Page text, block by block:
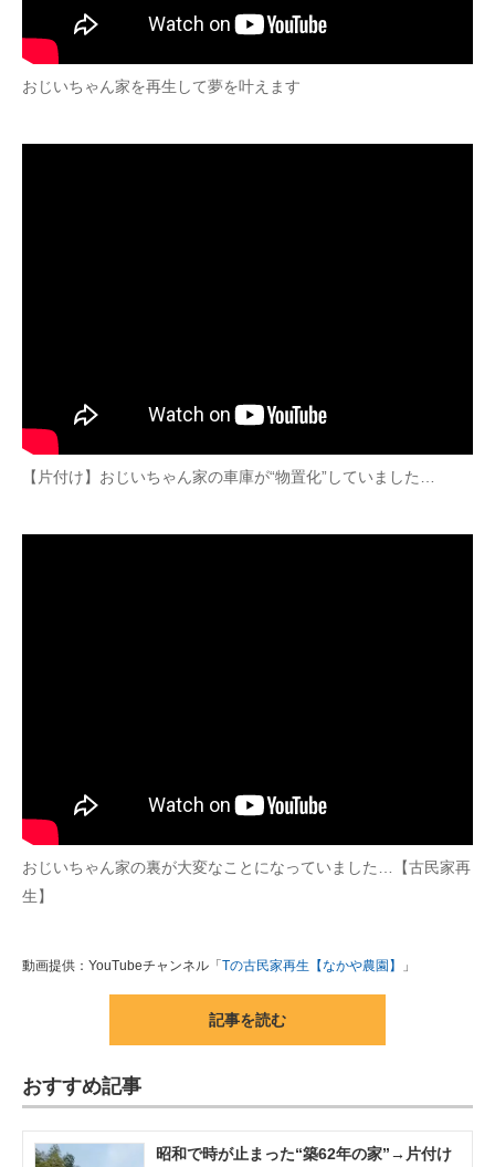
おじいちゃん家を再生して夢を叶えます
【片付け】おじいちゃん家の車庫が“物置化”していました…
おじいちゃん家の裏が大変なことになっていました…【古民家再
生】
動画提供：YouTubeチャンネル「 Tの古民家再生【なかや農園】 」
記事を読む
おすすめ記事
昭和で時が止まった“築62年の家”→片付け